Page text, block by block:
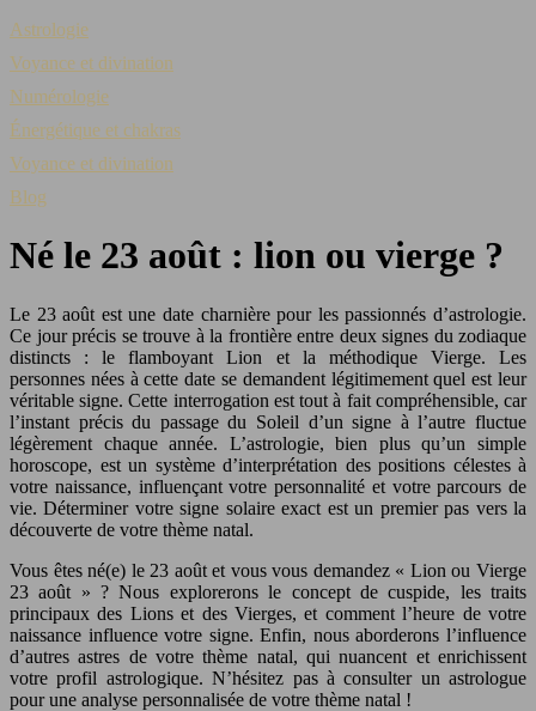
Astrologie
Voyance et divination
Numérologie
Énergétique et chakras
Voyance et divination
Blog
Né le 23 août : lion ou vierge ?
Le 23 août est une date charnière pour les passionnés d’astrologie.
Ce jour précis se trouve à la frontière entre deux signes du zodiaque
distincts : le flamboyant Lion et la méthodique Vierge. Les
personnes nées à cette date se demandent légitimement quel est leur
véritable signe. Cette interrogation est tout à fait compréhensible, car
l’instant précis du passage du Soleil d’un signe à l’autre fluctue
légèrement chaque année. L’astrologie, bien plus qu’un simple
horoscope, est un système d’interprétation des positions célestes à
votre naissance, influençant votre personnalité et votre parcours de
vie. Déterminer votre signe solaire exact est un premier pas vers la
découverte de votre thème natal.
Vous êtes né(e) le 23 août et vous vous demandez « Lion ou Vierge
23 août » ? Nous explorerons le concept de cuspide, les traits
principaux des Lions et des Vierges, et comment l’heure de votre
naissance influence votre signe. Enfin, nous aborderons l’influence
d’autres astres de votre thème natal, qui nuancent et enrichissent
votre profil astrologique. N’hésitez pas à consulter un astrologue
pour une analyse personnalisée de votre thème natal !